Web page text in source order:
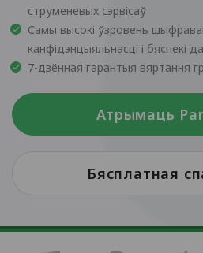
струменевых сэрвісаў
Самы высокі ўзровень
канфідэнцыяльнасці і бяспекі
7-дзённая гарантыя вяртання
Атрымаць
Бясплатная